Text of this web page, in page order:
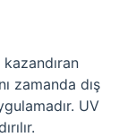
zamanda dış
UV